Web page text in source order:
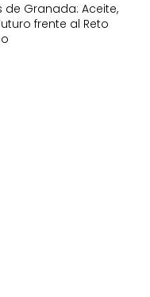
de Granada: Aceite,
frente al Reto